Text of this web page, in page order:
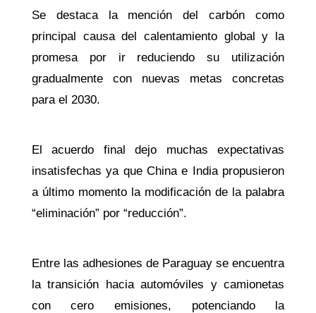
Se destaca la mención del carbón como
principal causa del calentamiento global y la
promesa por ir reduciendo su utilización
gradualmente con nuevas metas concretas
para el 2030.
El acuerdo final dejo muchas expectativas
insatisfechas ya que China e India propusieron
a último momento la modificación de la palabra
“eliminación” por “reducción”.
Entre las adhesiones de Paraguay se encuentra
la transición hacia automóviles y camionetas
con cero emisiones, potenciando la